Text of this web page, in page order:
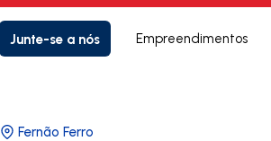
Junte-se a nós Empreendimentos
Fernão Ferro